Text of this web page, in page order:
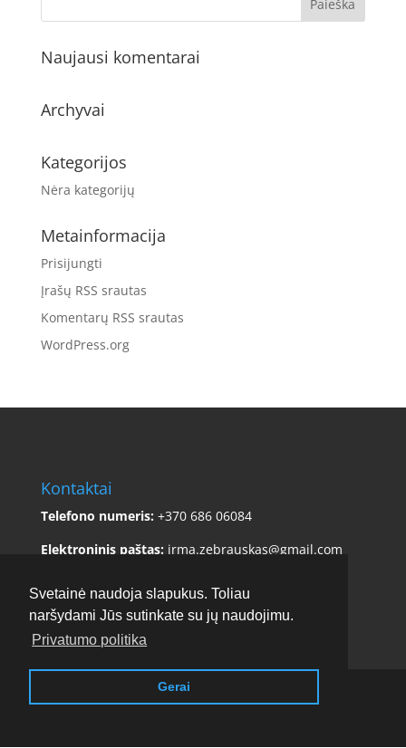
Svetainė naudoja slapukus. Toliau
naršydami Jūs sutinkate su jų naudojimu.
Privatumo politika
Gerai
Naujausi komentarai
Archyvai
Kategorijos
Nėra kategorijų
Metainformacija
Prisijungti
Įrašų RSS srautas
Komentarų RSS srautas
WordPress.org
Kontaktai
Telefono numeris: +370 686 06084
Elektroninis paštas: irma.zebrauskas@gmail.com